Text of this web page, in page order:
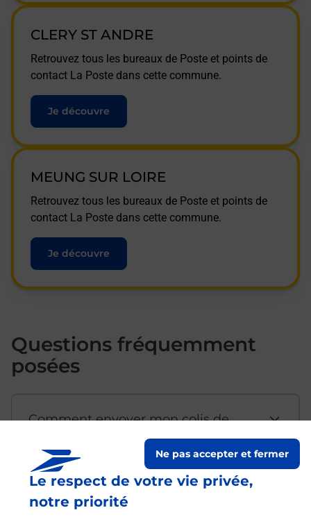
Le respect de votre vie privée,
notre priorité
Ne pas accepter et fermer
CLERY ST ANDRE
Retrouvez tous les bureaux de Poste et points de
contact La Poste dans cette commune.
Je découvre
MEUNG SUR LOIRE
Retrouvez tous les bureaux de Poste et points de
contact La Poste dans cette commune.
Je découvre
Questions fréquemment
posées
Comment envoyer mon colis de
Est-il possible d’acheter un
emballage directement depuis un